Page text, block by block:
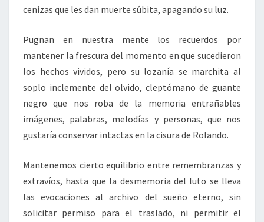
cenizas que les dan muerte súbita, apagando su luz.
Pugnan en nuestra mente los recuerdos por
mantener la frescura del momento en que sucedieron
los hechos vividos, pero su lozanía se marchita al
soplo inclemente del olvido, cleptómano de guante
negro que nos roba de la memoria entrañables
imágenes, palabras, melodías y personas, que nos
gustaría conservar intactas en la cisura de Rolando.
Mantenemos cierto equilibrio entre remembranzas y
extravíos, hasta que la desmemoria del luto se lleva
las evocaciones al archivo del sueño eterno, sin
solicitar permiso para el traslado, ni permitir el